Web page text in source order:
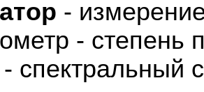
-
- степень
спектральный